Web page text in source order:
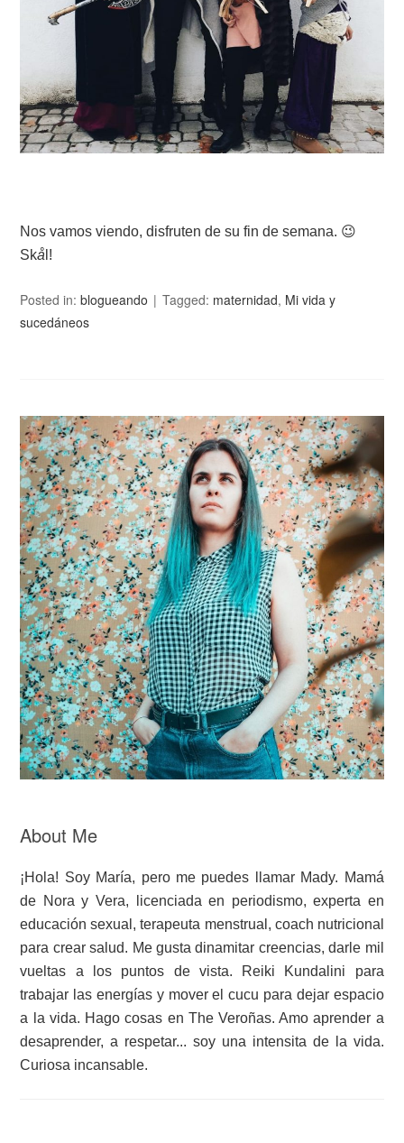
Nos vamos viendo, disfruten de su fin de semana. 😉
Skå l!
Posted in:blogueando Tagged: maternidad, Mi vida y
sucedáneos
About Me
¡Hola! Soy María, pero me puedes llamar Mady. Mamá
de Nora y Vera, licenciada en periodismo, experta en
educación sexual, terapeuta menstrual, coach nutricional
para crear salud. Me gusta dinamitar creencias, darle mil
vueltas a los puntos de vista. Reiki Kundalini para
trabajar las energías y mover el cucu para dejar espacio
a la vida. Hago cosas en The Veroñas. Amo aprender a
desaprender, a respetar... soy una intensita de la vida.
Curiosa incansable.